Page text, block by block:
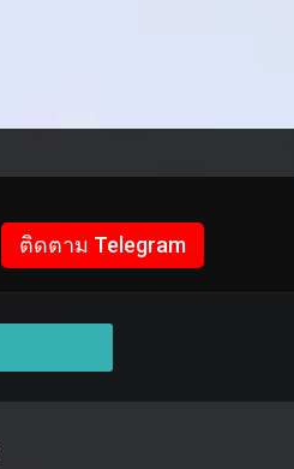
ติดตาม Telegram